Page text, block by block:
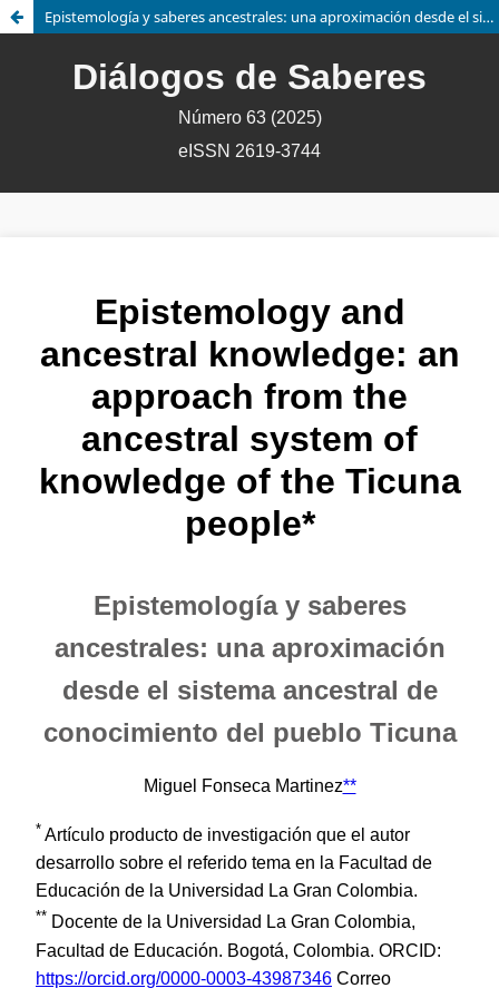
Epistemología y saberes ancestrales: una aproximación desde el sistema ancestral de conocimiento del pueblo Ticuna